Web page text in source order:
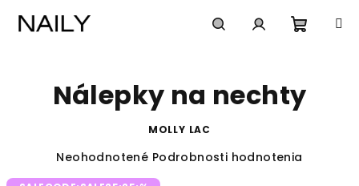
košík
Nálepky na nechty
MOLLY LAC
Priemerné
Neohodnotené Podrobnosti hodnotenia